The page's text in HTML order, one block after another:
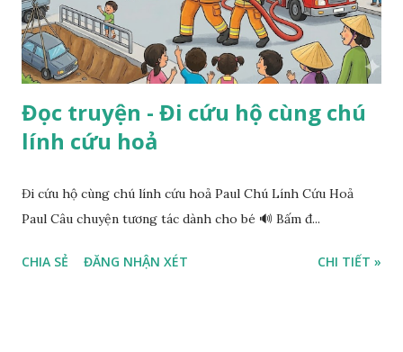
Đọc truyện - Đi cứu hộ cùng chú
lính cứu hoả
Đi cứu hộ cùng chú lính cứu hoả Paul Chú Lính Cứu Hoả
Paul Câu chuyện tương tác dành cho bé 🔊 Bấm đ...
CHIA SẺ ĐĂNG NHẬN XÉT CHI TIẾT »